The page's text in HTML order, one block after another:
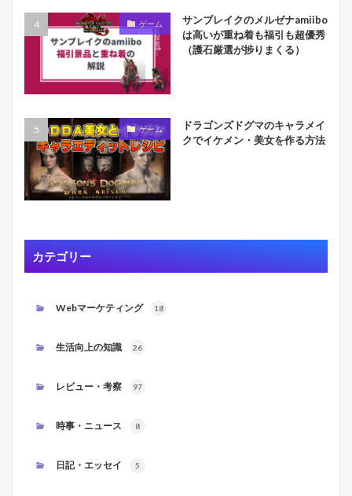
ゲーム
サンブレイクのメルゼナamiibo
は高いが重ね着も福引も超優秀
（護石厳選が捗りまくる）
ゲーム
ドラゴンズドグマのキャラメイ
クでイケメン・美女を作る方法
カテゴリー
Webマーケティング 18
生活向上の知識 26
レビュー・考察 97
時事・ニュース 8
日記・エッセイ 5